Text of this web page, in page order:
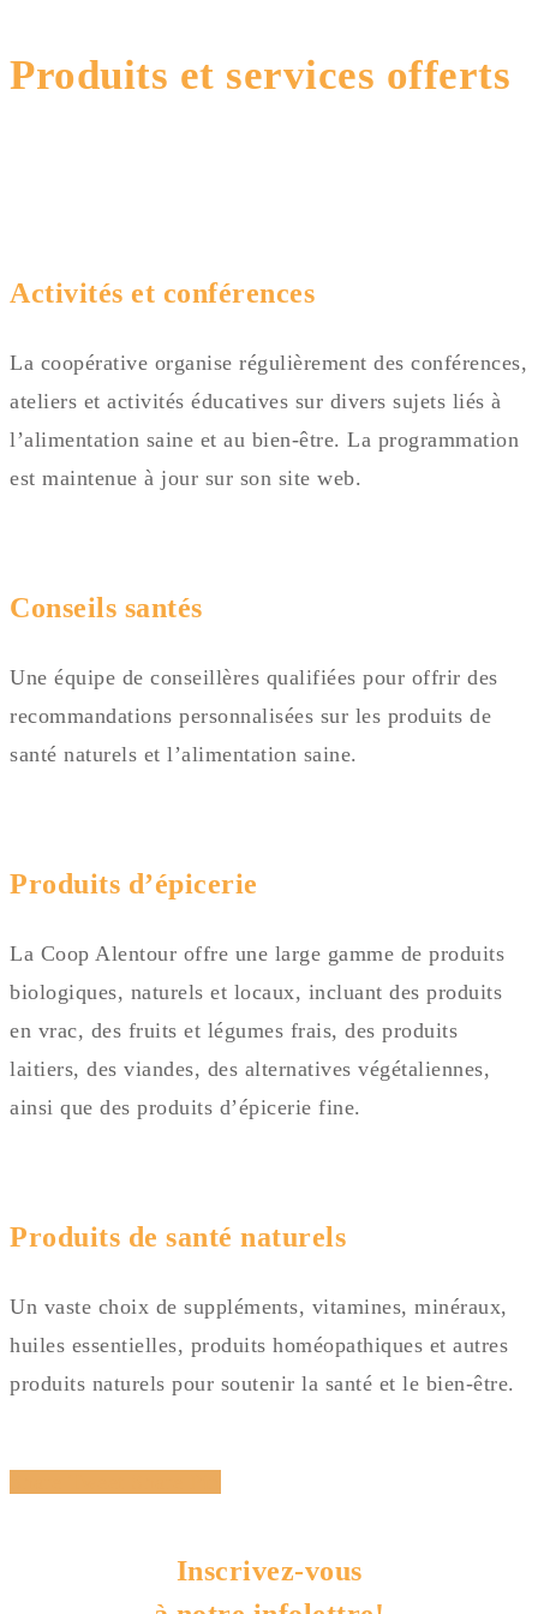
Produits et services offerts
Activités et conférences
La coopérative organise régulièrement des conférences,
ateliers et activités éducatives sur divers sujets liés à
l’alimentation saine et au bien-être. La programmation
est maintenue à jour sur son site web.
Conseils santés
Une équipe de conseillères qualifiées pour offrir des
recommandations personnalisées sur les produits de
santé naturels et l’alimentation saine.
Produits d’épicerie
La Coop Alentour offre une large gamme de produits
biologiques, naturels et locaux, incluant des produits
en vrac, des fruits et légumes frais, des produits
laitiers, des viandes, des alternatives végétaliennes,
ainsi que des produits d’épicerie fine.
Produits de santé naturels
Un vaste choix de suppléments, vitamines, minéraux,
huiles essentielles, produits homéopathiques et autres
produits naturels pour soutenir la santé et le bien-être.
Inscrivez-vous